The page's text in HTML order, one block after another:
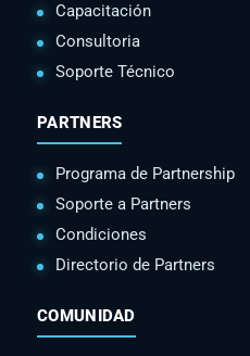
Capacitación
Consultoria
Soporte Técnico
PARTNERS
Programa de Partnership
Soporte a Partners
Condiciones
Directorio de Partners
COMUNIDAD